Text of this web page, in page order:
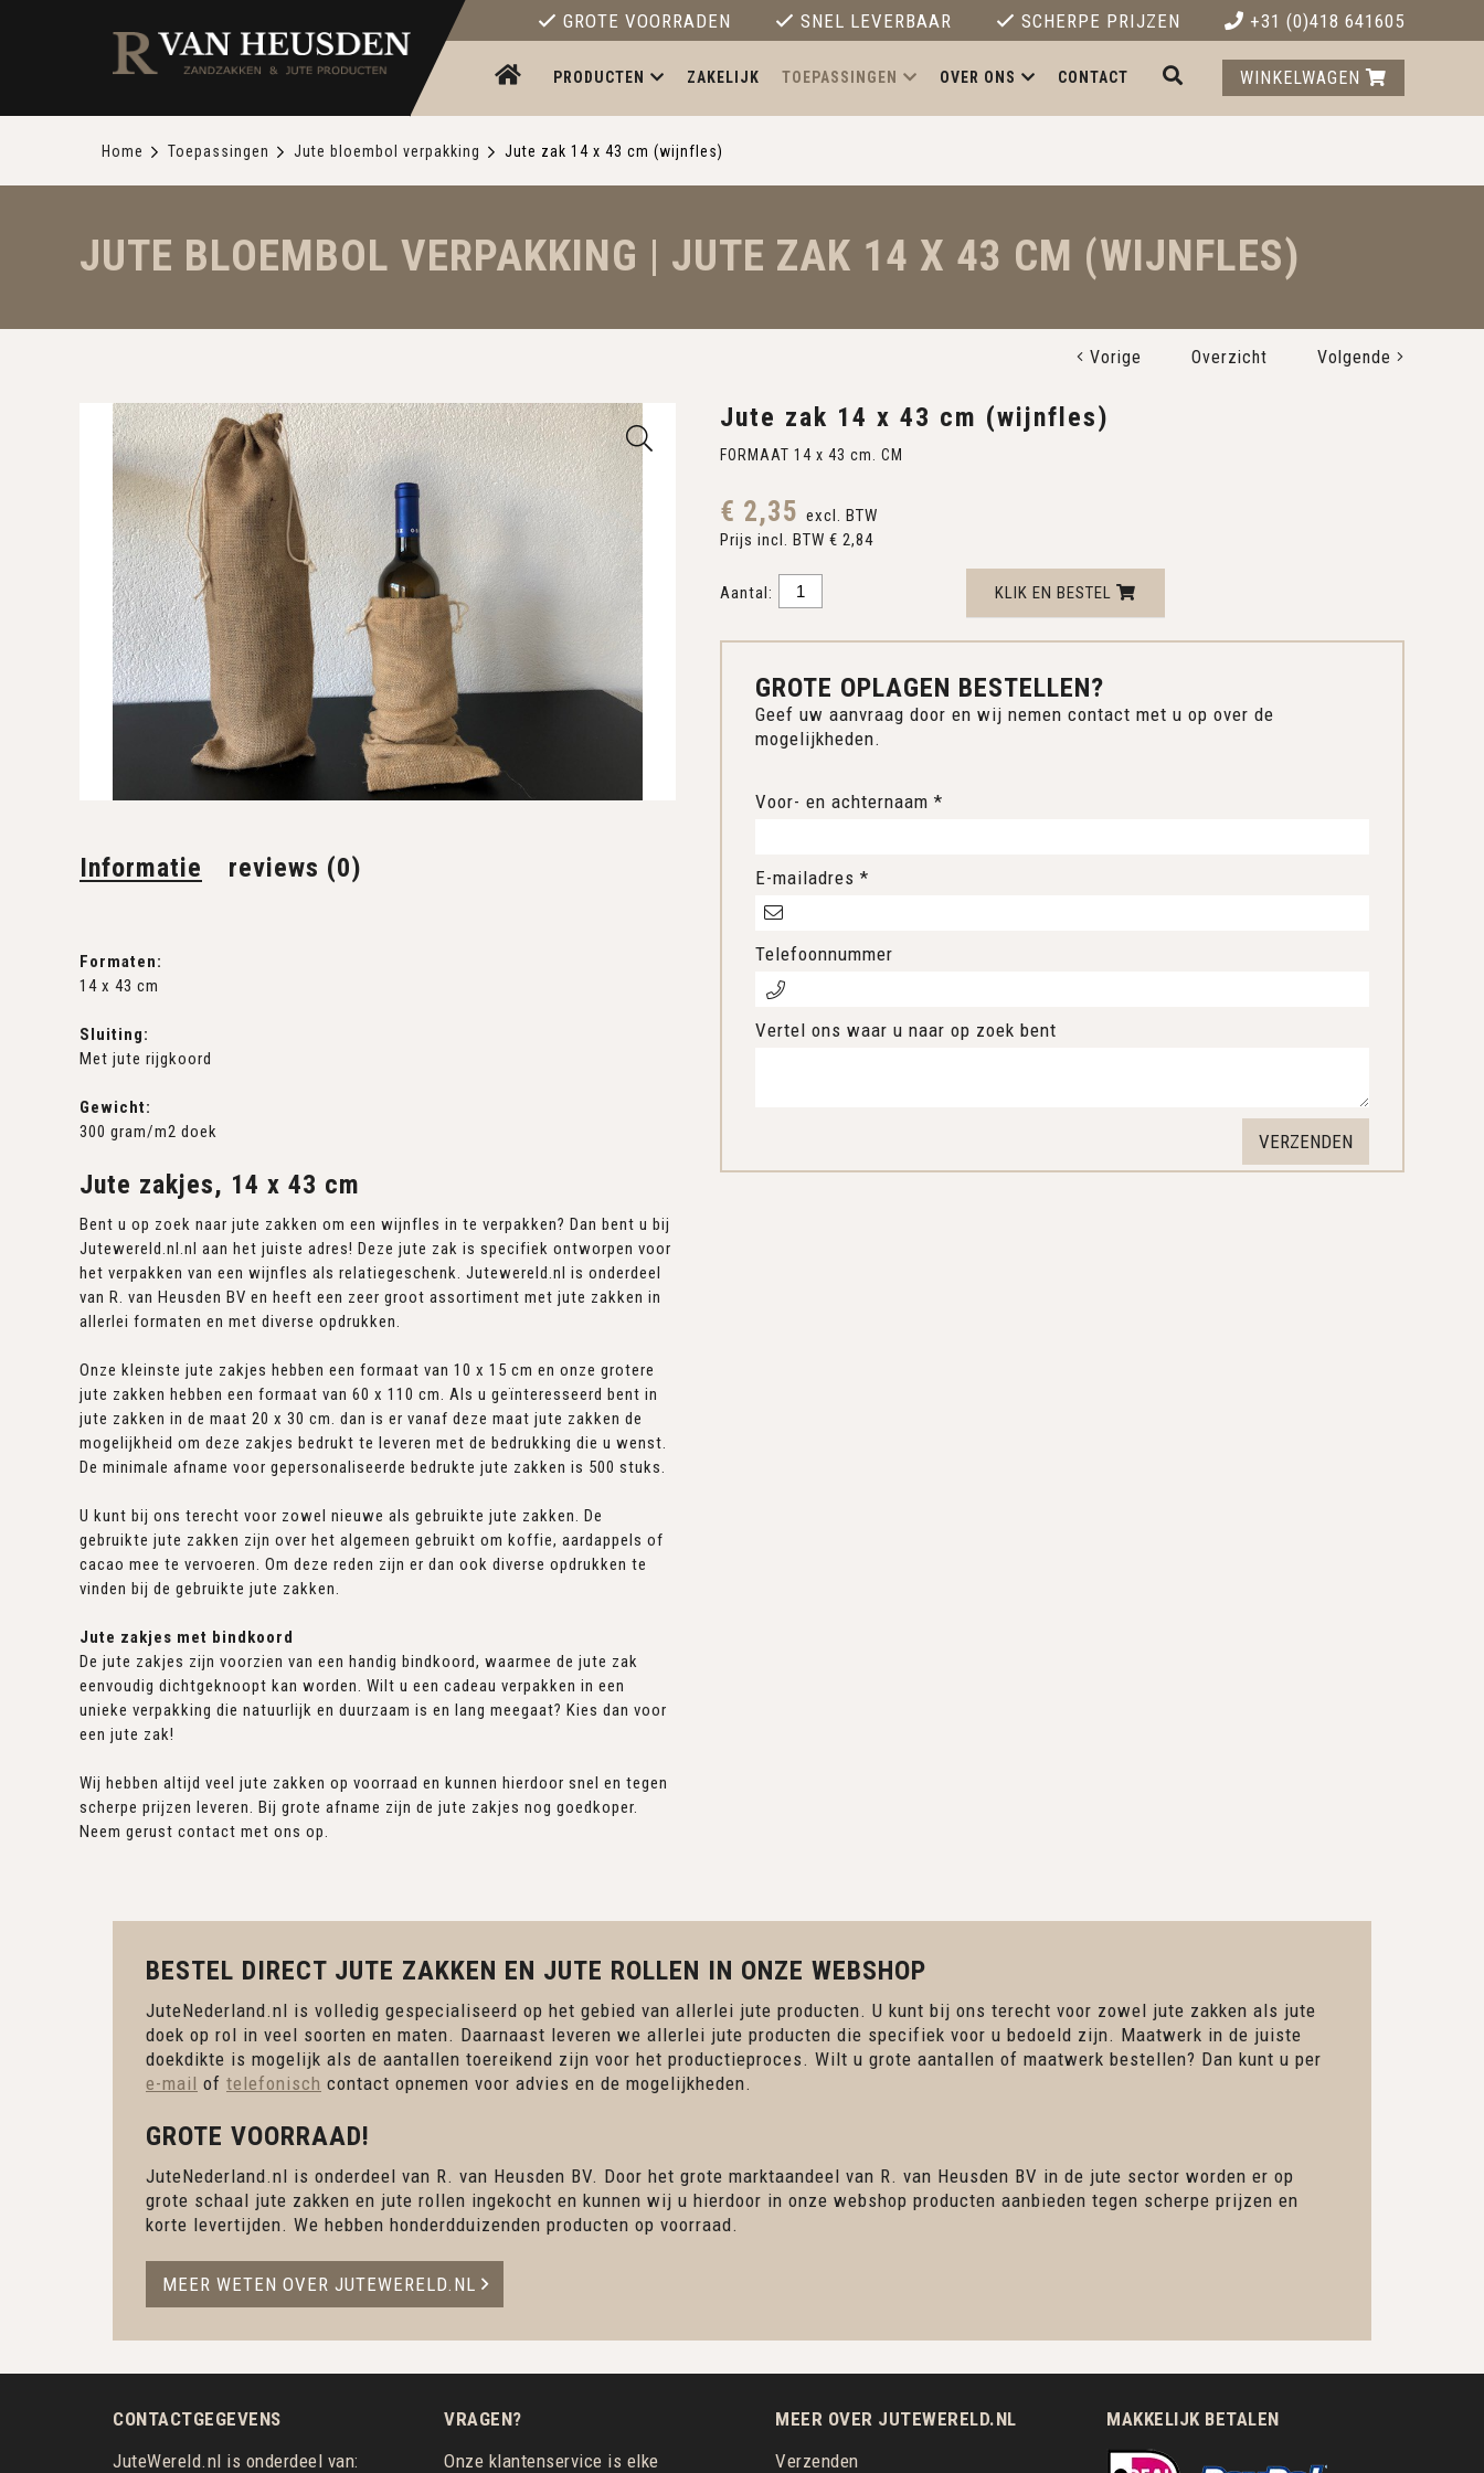
GROTE VOORRADEN SNEL LEVERBAAR SCHERPE PRIJZEN +31 (0)418 641605
WINKELWAGEN
PRODUCTEN ZAKELIJK TOEPASSINGEN OVER ONS CONTACT
Home Toepassingen Jute bloembol verpakking Jute zak 14 x 43 cm (wijnfles)
JUTE BLOEMBOL VERPAKKING | JUTE ZAK 14 X 43 CM (WIJNFLES)
Vorige Overzicht Volgende
Informatie reviews (0)
Formaten:
14 x 43 cm
Sluiting:
Met jute rijgkoord
Gewicht:
300 gram/m2 doek
Jute zakjes, 14 x 43 cm
Bent u op zoek naar jute zakken om een wijnfles in te verpakken? Dan bent u bij
Jutewereld.nl.nl aan het juiste adres! Deze jute zak is specifiek ontworpen voor
het verpakken van een wijnfles als relatiegeschenk. Jutewereld.nl is onderdeel
van R. van Heusden BV en heeft een zeer groot assortiment met jute zakken in
allerlei formaten en met diverse opdrukken.
Onze kleinste jute zakjes hebben een formaat van 10 x 15 cm en onze grotere
jute zakken hebben een formaat van 60 x 110 cm. Als u geïnteresseerd bent in
jute zakken in de maat 20 x 30 cm. dan is er vanaf deze maat jute zakken de
mogelijkheid om deze zakjes bedrukt te leveren met de bedrukking die u wenst.
De minimale afname voor gepersonaliseerde bedrukte jute zakken is 500 stuks.
U kunt bij ons terecht voor zowel nieuwe als gebruikte jute zakken. De
gebruikte jute zakken zijn over het algemeen gebruikt om koffie, aardappels of
cacao mee te vervoeren. Om deze reden zijn er dan ook diverse opdrukken te
vinden bij de gebruikte jute zakken.
Jute zakjes met bindkoord
De jute zakjes zijn voorzien van een handig bindkoord, waarmee de jute zak
eenvoudig dichtgeknoopt kan worden. Wilt u een cadeau verpakken in een
unieke verpakking die natuurlijk en duurzaam is en lang meegaat? Kies dan voor
een jute zak!
Wij hebben altijd veel jute zakken op voorraad en kunnen hierdoor snel en tegen
scherpe prijzen leveren. Bij grote afname zijn de jute zakjes nog goedkoper.
Neem gerust contact met ons op.
Jute zak 14 x 43 cm (wijnfles)
FORMAAT 14 x 43 cm. CM
€ 2,35 excl. BTW
Prijs incl. BTW € 2,84
Aantal: KLIK EN BESTEL
GROTE OPLAGEN BESTELLEN?
Geef uw aanvraag door en wij nemen contact met u op over de
mogelijkheden.
Voor- en achternaam *
E-mailadres *
Telefoonnummer
Vertel ons waar u naar op zoek bent
BESTEL DIRECT JUTE ZAKKEN EN JUTE ROLLEN IN ONZE WEBSHOP
JuteNederland.nl is volledig gespecialiseerd op het gebied van allerlei jute producten. U kunt bij ons terecht voor zowel jute zakken als jute
doek op rol in veel soorten en maten. Daarnaast leveren we allerlei jute producten die specifiek voor u bedoeld zijn. Maatwerk in de juiste
doekdikte is mogelijk als de aantallen toereikend zijn voor het productieproces. Wilt u grote aantallen of maatwerk bestellen? Dan kunt u per
e-mail of telefonisch contact opnemen voor advies en de mogelijkheden.
GROTE VOORRAAD!
JuteNederland.nl is onderdeel van R. van Heusden BV. Door het grote marktaandeel van R. van Heusden BV in de jute sector worden er op
grote schaal jute zakken en jute rollen ingekocht en kunnen wij u hierdoor in onze webshop producten aanbieden tegen scherpe prijzen en
korte levertijden. We hebben honderdduizenden producten op voorraad.
MEER WETEN OVER JUTEWERELD.NL
CONTACTGEGEVENS
JuteWereld.nl is onderdeel van:
VRAGEN?
Onze klantenservice is elke
MEER OVER JUTEWERELD.NL
Verzenden
MAKKELIJK BETALEN